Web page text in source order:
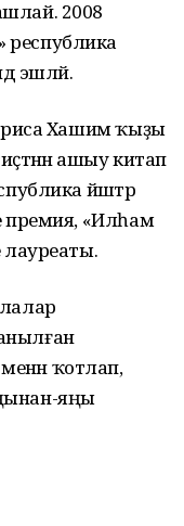
2008
эшләй.
Хашим ҡыҙы
ашыу китап
йәштәр
премия, «Илһам
лауреаты.
ҡотлап,
яңы